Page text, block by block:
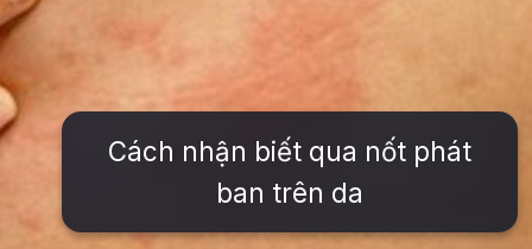
Cách nhận biết qua nốt phát
ban trên da